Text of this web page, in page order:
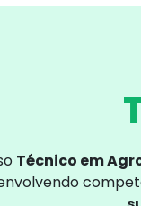
Técnico em